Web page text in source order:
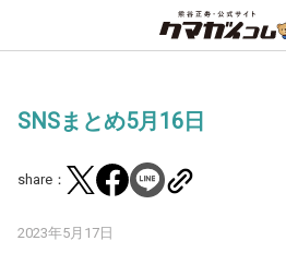
SNSまとめ5月16日
share：
2023年5月17日